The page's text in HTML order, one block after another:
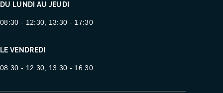
DU LUNDI AU JEUDI
08:30 - 12:30, 13:30 - 17:30
LE VENDREDI
08:30 - 12:30, 13:30 - 16:30